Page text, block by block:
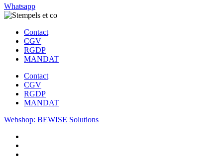
Whatsapp
Contact
CGV
RGDP
MANDAT
Contact
CGV
RGDP
MANDAT
Webshop: BEWISE Solutions